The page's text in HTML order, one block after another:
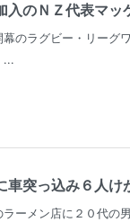
入のＮＺ代表マ
のラグビー・リーグ
...
車突っ込み６人
ーメン店に２０代の